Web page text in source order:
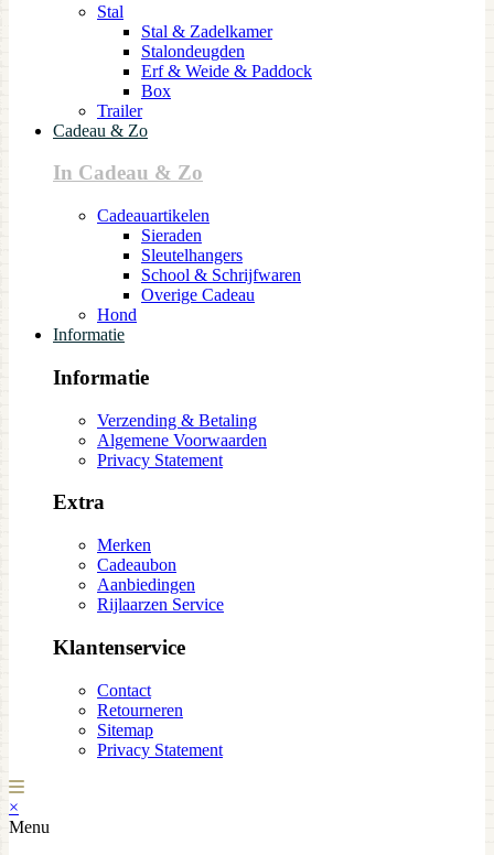
Stal
Stal & Zadelkamer
Stalondeugden
Erf & Weide & Paddock
Box
Trailer
Cadeau & Zo
In Cadeau & Zo
Cadeauartikelen
Sieraden
Sleutelhangers
School & Schrijfwaren
Overige Cadeau
Hond
Informatie
Informatie
Verzending & Betaling
Algemene Voorwaarden
Privacy Statement
Extra
Merken
Cadeaubon
Aanbiedingen
Rijlaarzen Service
Klantenservice
Contact
Retourneren
Sitemap
Privacy Statement
×
Menu